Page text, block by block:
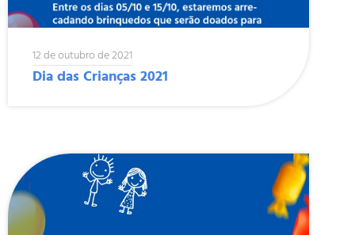
12 de outubro de 2021
Dia das Crianças 2021